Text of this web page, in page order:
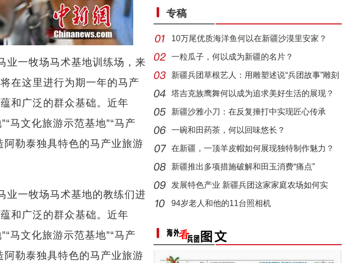
业一牧场马术基地训练场，来
在这里进行为期一年的马产
和广泛的群众基础。近年
马文化旅游示范基地”“马产
勒泰独具特色的马产业旅游
业一牧场马术基地的教练们进
和广泛的群众基础。近年
马文化旅游示范基地”“马产
勒泰独具特色的马产业旅游
“阿克苏是个好地方·四季之美”——《走进
专稿
10万尾优质海洋鱼何以在新疆沙漠里安家？
一粒瓜子，何以成为新疆的名片？
新疆兵团草根艺人：用雕塑述说“兵团故事”雕刻
别
塔吉克族鹰舞何以成为追求美好生活的展现？
新疆沙雅小刀：在反复捶打中实现匠心传承
一碗和田药茶，何以回味悠长？
在新疆，一顶羊皮帽如何展现独特制作魅力？
新疆推出多项措施破解和田玉消费“痛点”
发展特色产业 新疆兵团这家家庭农场如何实
现“南果
94岁老人和他的11台照相机